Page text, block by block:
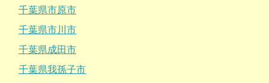
千葉県市原市
千葉県市川市
千葉県成田市
千葉県我孫子市